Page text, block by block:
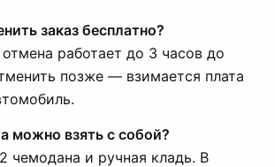
заказ бесплатно?
работает до 3 часов до
позже — взимается плата
можно взять с собой?
чемодана и ручная кладь. В